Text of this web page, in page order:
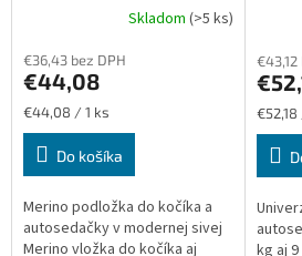
Skladom (>5 ks)
€36,43 bez DPH
€44,08
Jednotková
cena:
€44,08 / 1 ks
Do košíka
Merino podložka do kočíka a
autosedačky v modernej sivej
Merino vložka do kočíka aj
€43,12
cena:
€52,18
kg aj